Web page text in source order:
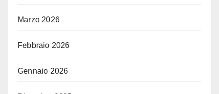
Marzo 2026
Febbraio 2026
Gennaio 2026